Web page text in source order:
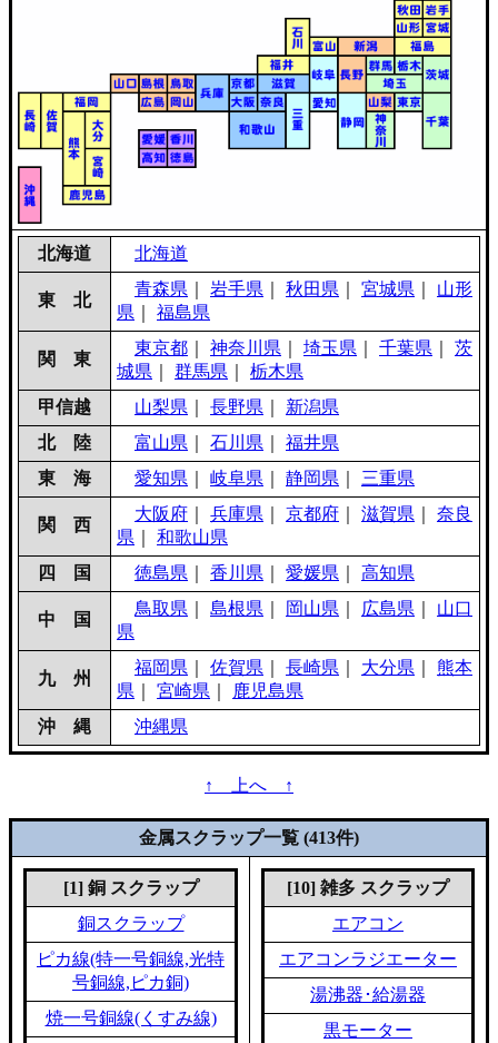
北海道 北海道
東 北
青森県 岩手県 秋田県 宮城県
山形
県
福島県
関 東
東京都 神奈川県 埼玉県 千葉県
茨
城県
群馬県
栃木県
甲信越
山梨県 長野県
新潟県
北 陸
富山県 石川県
福井県
東 海
愛知県 岐阜県 静岡県 三重県
関 西
大阪府 兵庫県 京都府 滋賀県
奈良
県
和歌山県
四 国
徳島県 香川県 愛媛県 高知県
中 国
鳥取県 島根県 岡山県 広島県
山口
県
九 州
福岡県 佐賀県 長崎県 大分県
熊本
県
宮崎県
鹿児島県
沖 縄
沖縄県
↑ 上へ ↑
金属スクラップ一覧 (413件)
[1] 銅 スクラップ
銅スクラップ
ピカ線(特一号銅線,光特
号銅線,ピカ銅)
焼一号銅線(くすみ線)
[10] 雑多 スクラップ
エアコン
エアコンラジエーター
湯沸器･給湯器
黒モーター